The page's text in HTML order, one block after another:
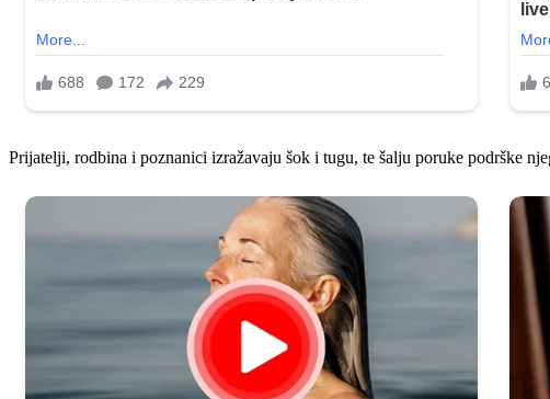
Prijatelji, rodbina i poznanici izražavaju šok i tugu, te šalju poruke podrške